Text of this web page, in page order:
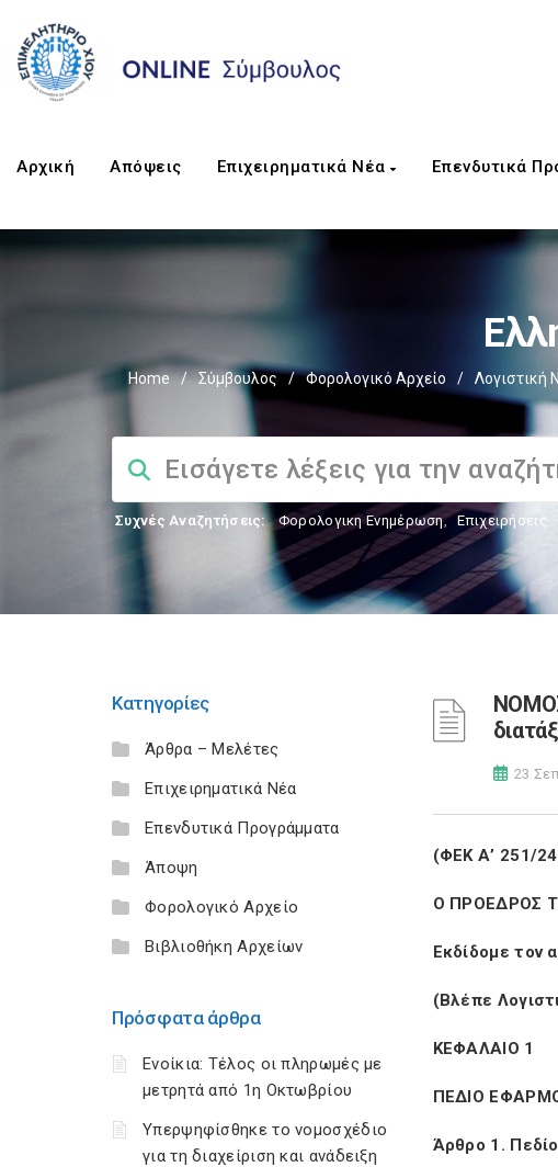
Αρχική Απόψεις Επιχειρηματικά Νέα Επενδυτικά
Home / Σύμβουλος / Φορολογικό Αρχείο / Λογιστική
Συχνές Αναζητήσεις: Φορολογικη Ενημέρωση, Επιχειρήσεις
Κατηγορίες
Άρθρα – Μελέτες
Επιχειρηματικά Νέα
Επενδυτικά Προγράμματα
Άποψη
Φορολογικό Αρχείο
Βιβλιοθήκη Αρχείων
Πρόσφατα άρθρα
Ενοίκια: Τέλος οι πληρωμές με
μετρητά από 1η Οκτωβρίου
Υπερψηφίσθηκε το νομοσχέδιο
για τη διαχείριση και ανάδειξη
23
(ΦΕΚ Α’ 251/
Ο ΠΡΟΕΔΡΟΣ
Εκδίδομε τον
(Βλέπε
ΚΕΦΑΛΑΙΟ 1
ΠΕΔΙΟ
Άρθρο 1.